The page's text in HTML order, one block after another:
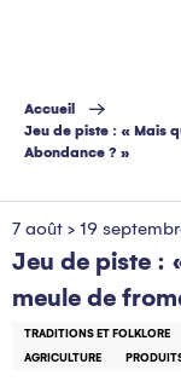
principal
Accueil
Jeu de piste : « Mais
Abondance ? »
7 août > 19
Jeu de piste :
meule de
TRADITIONS ET FOLKLORE
AGRICULTURE